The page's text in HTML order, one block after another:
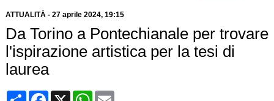
ATTUALITÀ- 27 aprile 2024, 19:15
Da Torino a Pontechianale per trovare
l'ispirazione artistica per la tesi di
laurea
CondividiFacebook
X WhatsApp
Email